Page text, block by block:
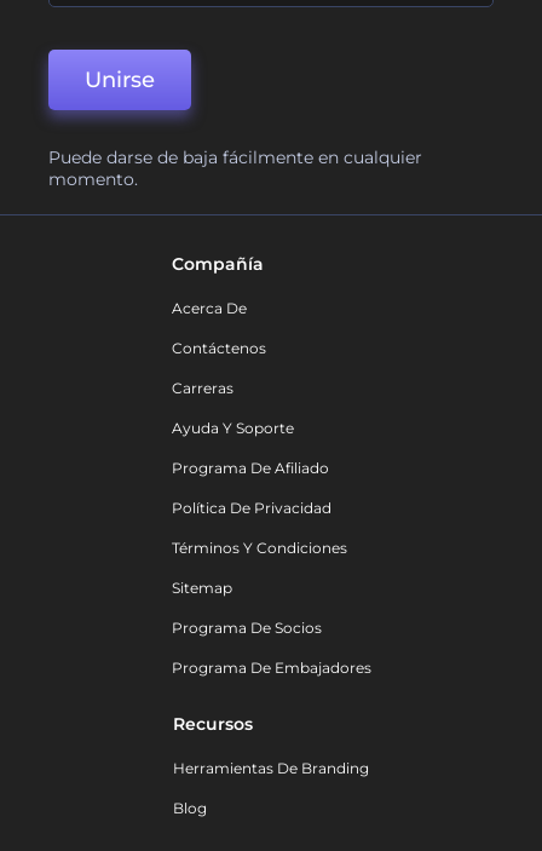
Unirse
Puede darse de baja fácilmente en cualquier
momento.
Compañía
Acerca De
Contáctenos
Carreras
Ayuda Y Soporte
Programa De Afiliado
Política De Privacidad
Términos Y Condiciones
Sitemap
Programa De Socios
Programa De Embajadores
Recursos
Herramientas De Branding
Blog